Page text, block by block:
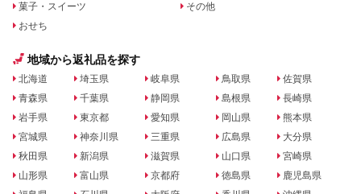
菓子・スイーツ
おせち
その他
地域から返礼品を探す
北海道
青森県
岩手県
宮城県
秋田県
山形県
埼玉県
千葉県
東京都
神奈川県
新潟県
富山県
岐阜県
静岡県
愛知県
三重県
滋賀県
京都府
鳥取県
島根県
岡山県
広島県
山口県
徳島県
佐賀県
長崎県
熊本県
大分県
宮崎県
鹿児島県